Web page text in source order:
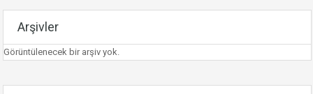
Arşivler
Görüntülenecek bir arşiv yok.